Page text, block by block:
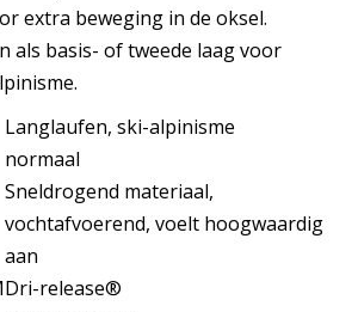
extra beweging in de oksel.
als basis- of tweede laag voor
Langlaufen, ski-alpinisme
normaal
Sneldrogend materiaal,
vochtafvoerend, voelt hoogwaardig
aan
Dri-release®